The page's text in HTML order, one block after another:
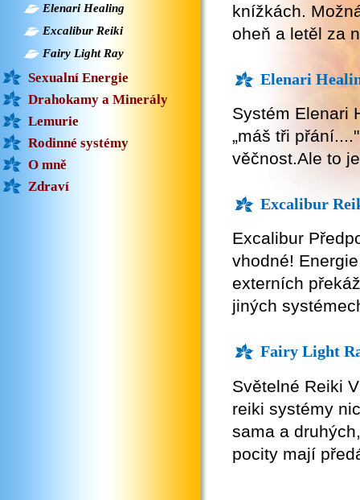
knížkách.
oheň a letěl za
Elenari
Systém Elenari
„máš tři
věčnost.Ale to
Excalibur
Excalibur
vhodné!
externích
jiných
Fairy Light
Světelné Reiki
reiki systémy
sama a
pocity mají
Elenari Healing
Excalibur Reiki
Fairy Light Ray
Sexualní Energie
Drahokamy a Minerály
Lemurie
Rodinné systémy
O mně
Zdraví